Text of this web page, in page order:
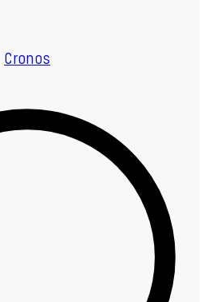
Cronos